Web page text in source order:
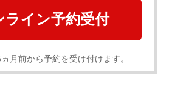
ライン予約受付
月前から予約を受け付けます。